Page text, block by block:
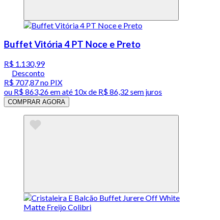
Buffet Vitória 4 PT Noce e Preto
R$ 1.130,99
Desconto
R$ 707,87no PIX
ou R$ 863,26em até 10x de R$ 86,32 sem juros
COMPRAR AGORA